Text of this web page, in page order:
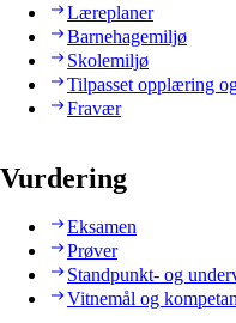
Læreplaner
Barnehagemiljø
Skolemiljø
Tilpasset opplæring
Fravær
Vurdering
Eksamen
Prøver
Standpunkt- og
Vitnemål og